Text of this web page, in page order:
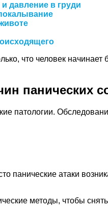
давление в груди
что человек начинает
панических
патологии.
панические атаки
методы, чтобы